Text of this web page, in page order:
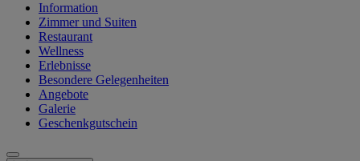
Information
Zimmer und Suiten
Restaurant
Wellness
Erlebnisse
Besondere Gelegenheiten
Angebote
Galerie
Geschenkgutschein